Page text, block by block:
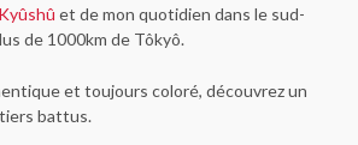
et de mon quotidien dans le sud-
de 1000km de Tôkyô.
et toujours coloré, découvrez un
battus.